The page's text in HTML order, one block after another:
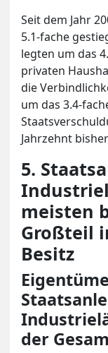
Seit dem Jahr
5.1-fache
legten um das
privaten
die
um das 3.4-
Jahrzehnt
5.
meisten
Großteil
Besitz
der